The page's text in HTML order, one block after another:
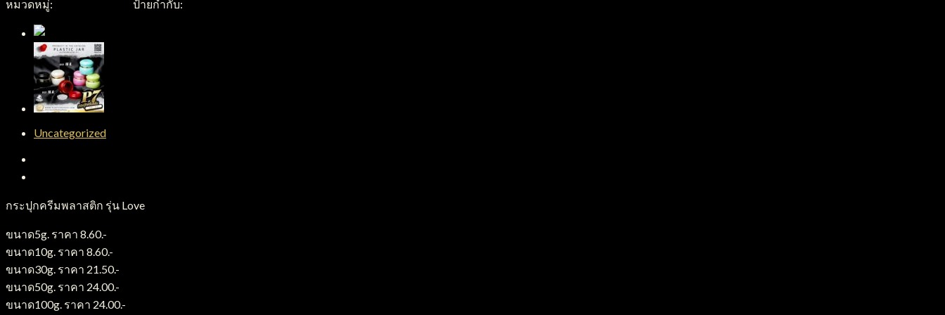
หมวดหมู่: ป้ายกำกับ:
Uncategorized
กระปุกครีมพลาสติก รุ่น Love
ขนาด5g. ราคา 8.60.-
ขนาด10g. ราคา 8.60.-
ขนาด30g. ราคา 21.50.-
ขนาด50g. ราคา 24.00.-
ขนาด100g. ราคา 24.00.-